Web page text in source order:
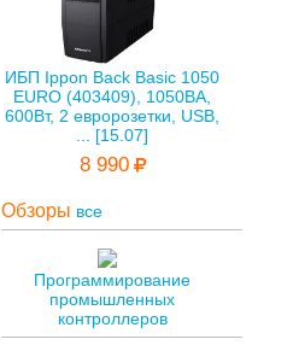
ИБП Ippon Back Basic 1050
EURO (403409), 1050ВА,
600Вт, 2 евророзетки, USB,
... [15.07]
8 990
Обзоры все
Программирование
промышленных
контроллеров